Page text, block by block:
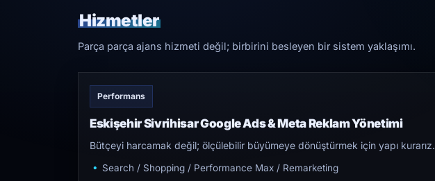
Hizmetler
Parça parça ajans hizmeti değil; birbirini besleyen bir sistem yaklaşımı.
Performans
Eskişehir Sivrihisar Google Ads & Meta Reklam Yönetimi
Bütçeyi harcamak değil; ölçülebilir büyümeye dönüştürmek için yapı kurarız.
Search / Shopping / Performance Max / Remarketing